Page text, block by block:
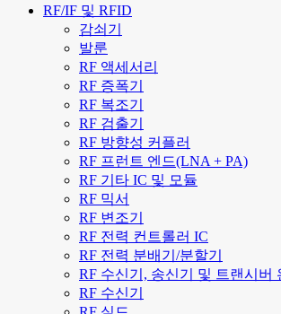
RF/IF 및 RFID
감쇠기
발룬
RF 액세서리
RF 증폭기
RF 복조기
RF 검출기
RF 방향성 커플러
RF 프런트 엔드(LNA + PA)
RF 기타 IC 및 모듈
RF 믹서
RF 변조기
RF 전력 컨트롤러 IC
RF 전력 분배기/분할기
RF 수신기, 송신기 및 트랜시버
RF 수신기